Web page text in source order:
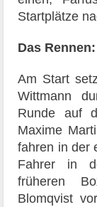
Startplätze
Das Rennen:
Am Start
Wittmann
Runde auf
Maxime
fahren in der
Fahrer in
früheren
Blomqvist